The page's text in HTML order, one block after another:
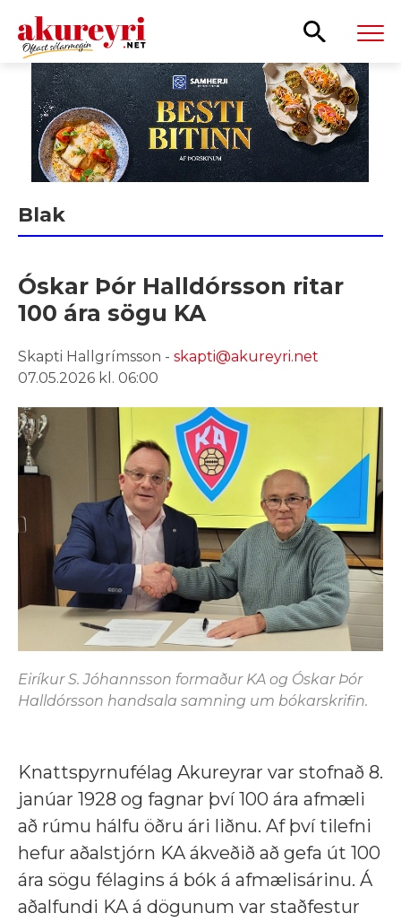
Leita
Blak
Óskar Þór Halldórsson ritar
100 ára sögu KA
Skapti Hallgrímsson - skapti@akureyri.net
07.05.2026 kl. 06:00
Eiríkur S. Jóhannsson formaður KA og Óskar Þór
Halldórsson handsala samning um bókarskrifin.
Knattspyrnufélag Akureyrar var stofnað 8.
janúar 1928 og fagnar því 100 ára afmæli
að rúmu hálfu öðru ári liðnu. Af því tilefni
hefur aðalstjórn KA ákveðið að gefa út 100
ára sögu félagins á bók á afmælisárinu. Á
aðalfundi KA á dögunum var staðfestur